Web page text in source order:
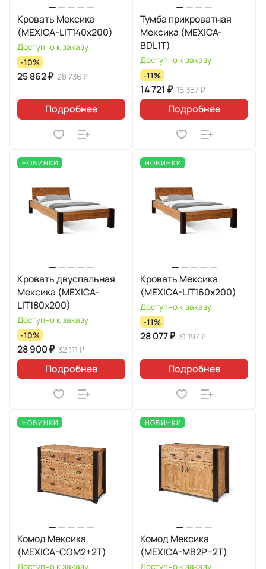
Кровать Мексика
(MEXICA-LIT140х200)
Доступно к заказу
-10%
25 862 ₽ 28 736 ₽
Подробнее
Тумба прикроватная
Мексика (MEXICA-
BDL1T)
Доступно к заказу
-11%
14 721 ₽ 16 357 ₽
Подробнее
НОВИНКИ
Кровать двуспальная
Мексика (MEXICA-
LIT180х200)
Доступно к заказу
-10%
28 900 ₽ 32 111 ₽
Подробнее
НОВИНКИ
Кровать Мексика
(MEXICA-LIT160х200)
Доступно к заказу
-11%
28 077 ₽ 31 197 ₽
Подробнее
НОВИНКИ
Комод Мексика
(MEXICA-COM2+2T)
Доступно к заказу
НОВИНКИ
Комод Мексика
(MEXICA-MB2P+2T)
Доступно к заказу